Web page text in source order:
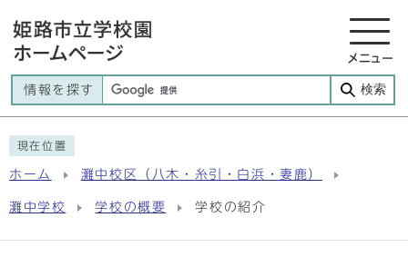
メニュー
情報を探す 検索
現在位置
ホーム 灘中校区（八木・糸引・白浜・妻鹿）
灘中学校 学校の概要 学校の紹介